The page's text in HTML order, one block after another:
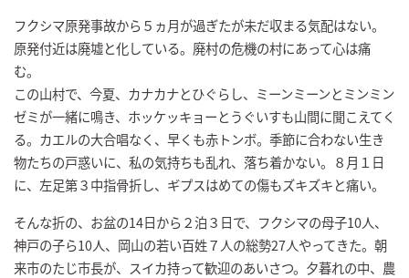
フクシマ原発事故から５ヵ月が過ぎたが未だ収まる気配はない。
原発付近は廃墟と化している。廃村の危機の村にあって心は痛
む。
この山村で、今夏、カナカナとひぐらし、ミーンミーンとミンミン
ゼミが一緒に鳴き、ホッケッキョーとうぐいすも山間に聞こえてく
る。カエルの大合唱なく、早くも赤トンボ。季節に合わない生き
物たちの戸惑いに、私の気持ちも乱れ、落ち着かない。８月１日
に、左足第３中指骨折し、ギプスはめての傷もズキズキと痛い。
そんな折の、お盆の14日から２泊３日で、フクシマの母子10人、
神戸の子ら10人、岡山の若い百姓７人の総勢27人やってきた。朝
来市のたじ市長が、スイカ持って歓迎のあいさつ。夕暮れの中、農